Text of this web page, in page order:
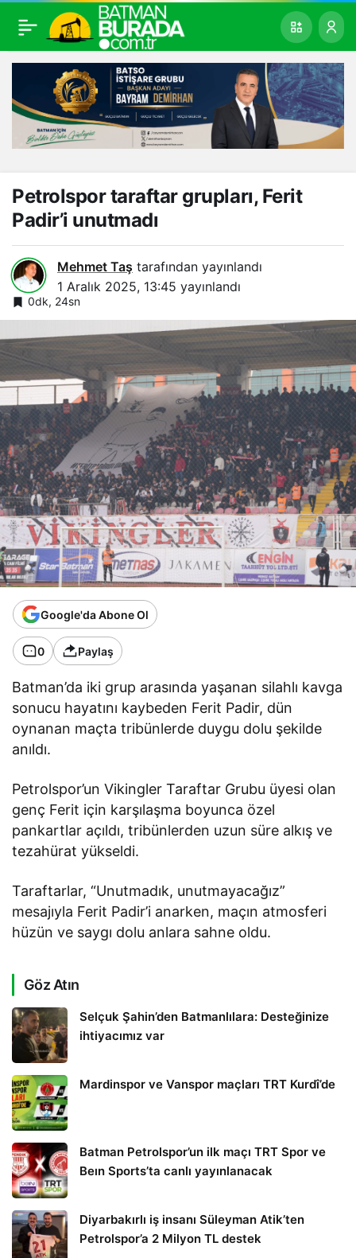
Petrolspor taraftar grupları, Ferit
Padir’i unutmadı
Mehmet Taş tarafından yayınlandı
1 Aralık 2025, 13:45 yayınlandı
0dk, 24sn
Google'da Abone Ol
0 Paylaş
Batman’da iki grup arasında yaşanan silahlı kavga
sonucu hayatını kaybeden Ferit Padir, dün
oynanan maçta tribünlerde duygu dolu şekilde
anıldı.
Petrolspor’un Vikingler Taraftar Grubu üyesi olan
genç Ferit için karşılaşma boyunca özel
pankartlar açıldı, tribünlerden uzun süre alkış ve
tezahürat yükseldi.
Taraftarlar, “Unutmadık, unutmayacağız”
mesajıyla Ferit Padir’i anarken, maçın atmosferi
hüzün ve saygı dolu anlara sahne oldu.
Göz Atın
Selçuk Şahin’den Batmanlılara: Desteğinize
ihtiyacımız var
Mardinspor ve Vanspor maçları TRT Kurdî’de
Batman Petrolspor’un ilk maçı TRT Spor ve
Beın Sports’ta canlı yayınlanacak
Diyarbakırlı iş insanı Süleyman Atik’ten
Petrolspor’a 2 Milyon TL destek